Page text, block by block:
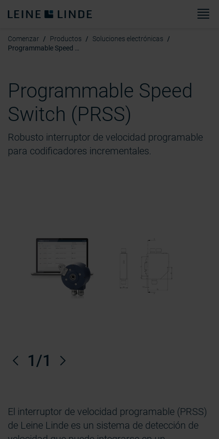
Comenzar Productos
Soluciones electrónicas
Programmable Speed Switch (PRSS)
Programmable Speed
Switch (PRSS)
Robusto interruptor de velocidad programable
para codificadores incrementales.
Anterior
1/1
El interruptor de velocidad programable (PRSS)
de Leine Linde es un sistema de detección de